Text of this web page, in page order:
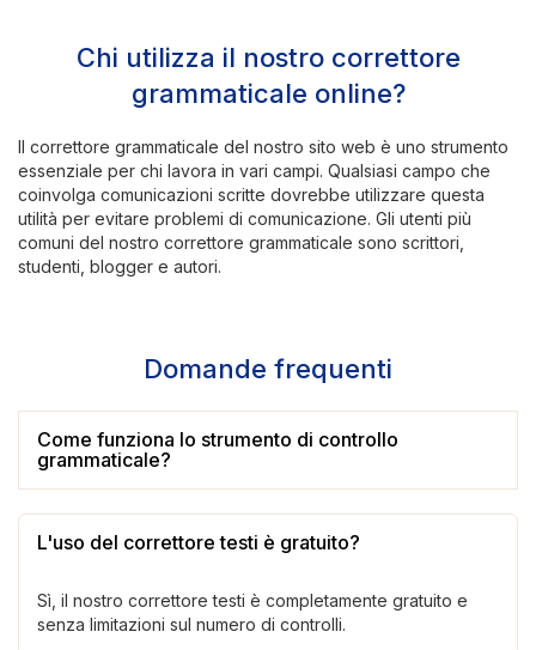
Chi utilizza il nostro correttore
grammaticale online?
Il correttore grammaticale del nostro sito web è uno strumento
essenziale per chi lavora in vari campi. Qualsiasi campo che
coinvolga comunicazioni scritte dovrebbe utilizzare questa
utilità per evitare problemi di comunicazione. Gli utenti più
comuni del nostro correttore grammaticale sono scrittori,
studenti, blogger e autori.
Domande frequenti
Come funziona lo strumento di controllo
grammaticale?
L'uso del correttore testi è gratuito?
Sì, il nostro correttore testi è completamente gratuito e
senza limitazioni sul numero di controlli.